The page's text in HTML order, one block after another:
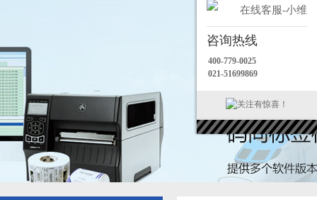
在线客服-小维
咨询热线
400-779-0025
021-51699869
关注有惊喜！